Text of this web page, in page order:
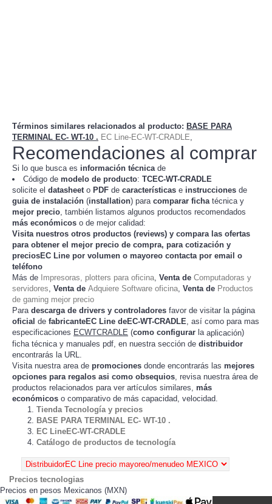
Términos similares relacionados al producto: BASE PARA
TERMINAL EC- WT-10 . EC Line-EC-WT-CRADLE,
Recomendaciones al comprar
Si lo que busca es información técnicade
Código de modelo de producto: TCEC-WT-CRADLE
solicite el datasheeto PDF de características e instrucciones de
guia de instalación (installation) para comparar fichatécnica y
mejor precio, también listamos algunos productos recomendados
más económicos o de mejor calidad:
Visita nuestros otros productos (reviews) y compara las ofertas
para obtener el mejor precio de compra, para cotización y
preciosEC Line por volumen o mayoreo contacta por email o
teléfono
Más de Impresoras, plotters para oficina, Venta de Computadoras y
servidores, Venta de Adquiere Software oficina, Venta de Productos
de gaming mejor precio
Para descarga de drivers y controladores favor de visitar la página
oficial de fabricanteEC Line deEC-WT-CRADLE, así como para mas
especificaciones ECWTCRADLE (como configurar la aplicación)
ficha técnica y manuales pdf, en nuestra sección de distribuidor
encontrarás la URL.
Visita nuestra area de promociones donde encontrarás las mejores
opciones para regalos asi como obsequios , revisa nuestra área de
productos relacionados para ver artículos similares más
económicos o comparativo de más capacidad, velocidad.
Tienda Tecnología y precios
BASE PARA TERMINAL EC- WT-10 .
EC LineEC-WT-CRADLE
Catálogo de productos de tecnología
Precios tecnologias
Precios en pesos Mexicanos (MXN)